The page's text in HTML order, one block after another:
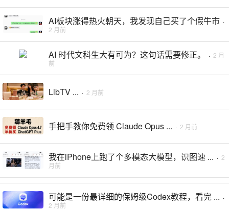
AI板块涨得热火朝天，我发现自己买了个假牛市 ·
2 月前
AI 时代文科生大有可为？这句话需要修正。 · 2 月
前
LibTV ... · 2 月前
手把手教你免费领 Claude Opus ... · 2 月前
我在iPhone上跑了个多模态大模型，识图速 ... · 2
月前
可能是一份最详细的保姆级Codex教程，看完 ... ·
2 月前